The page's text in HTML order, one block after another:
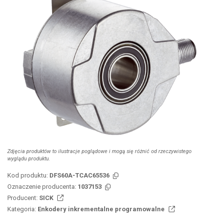
Zdjęcia produktów to ilustracje poglądowe i mogą się różnić od rzeczywistego
wyglądu produktu.
Kod produktu: DFS60A-TCAC65536
Oznaczenie producenta: 1037153
Producent: SICK
Kategoria: Enkodery inkrementalne programowalne